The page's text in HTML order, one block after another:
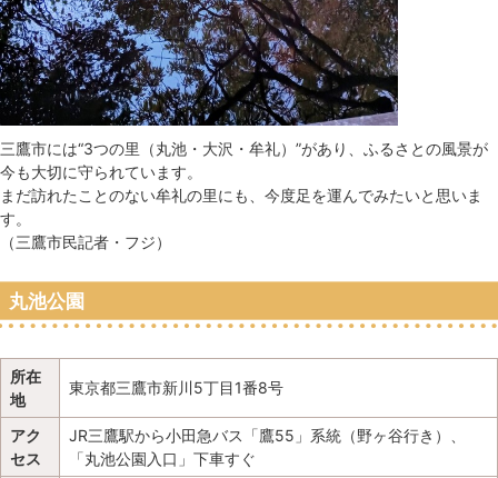
三鷹市には“3つの里（丸池・大沢・牟礼）”があり、ふるさとの風景が
今も大切に守られています。
まだ訪れたことのない牟礼の里にも、今度足を運んでみたいと思いま
す。
（三鷹市民記者・フジ）
丸池公園
所在
地
東京都三鷹市新川5丁目1番8号
アク
セス
JR三鷹駅から小田急バス「鷹55」系統（野ヶ谷行き）、
「丸池公園入口」下車すぐ